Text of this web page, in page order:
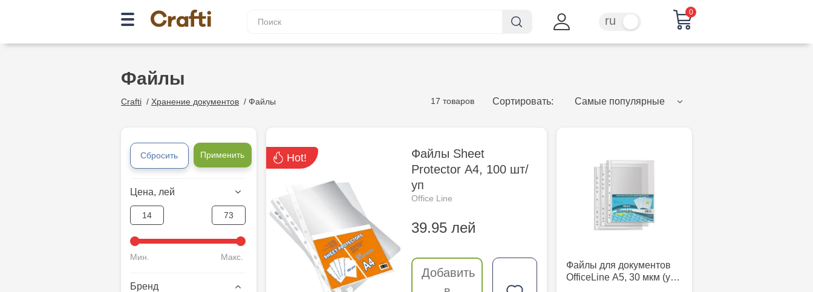
ru
0
Файлы
Crafti / Хранение документов / Файлы 17 товаров Сортировать: Самые популярные
Сбросить Применить
Цена, лей
Мин. Макс.
Бренд
Hot!
Файлы Sheet
Protector А4, 100 шт/
уп
Office Line
39.95 лей
Добавить
Файлы для документов
OfficeLine А5, 30 мкм (у…